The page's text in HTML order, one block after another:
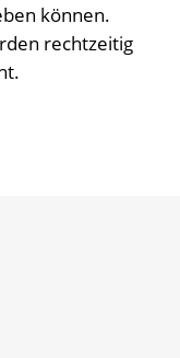
können.
rechtzeitig